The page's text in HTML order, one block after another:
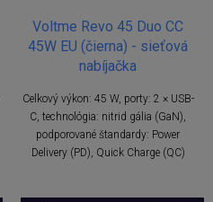
Voltme Revo 45 Duo CC
45W EU (čierna) - sieťová
nabíjačka
Celkový výkon: 45 W, porty: 2 × USB-
C, technológia: nitrid gália (GaN),
podporované štandardy: Power
Delivery (PD), Quick Charge (QC)